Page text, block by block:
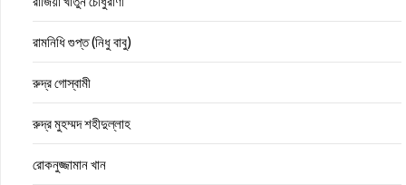
রামনিধি গুপ্ত (নিধু বাবু)
রুদ্র গোস্বামী
রুদ্র মুহম্মদ শহীদুল্লাহ
রোকনুজ্জামান খান